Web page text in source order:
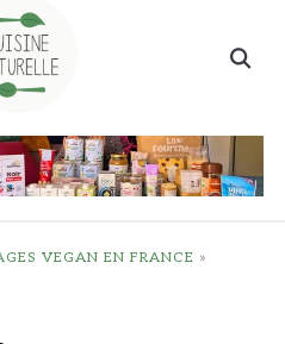
Search
VEGAN EN FRANCE »